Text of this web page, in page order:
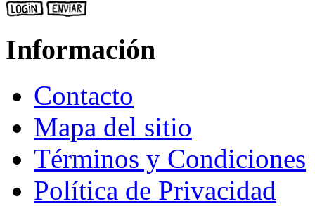
Información
Contacto
Mapa del sitio
Términos y Condiciones
Política de Privacidad